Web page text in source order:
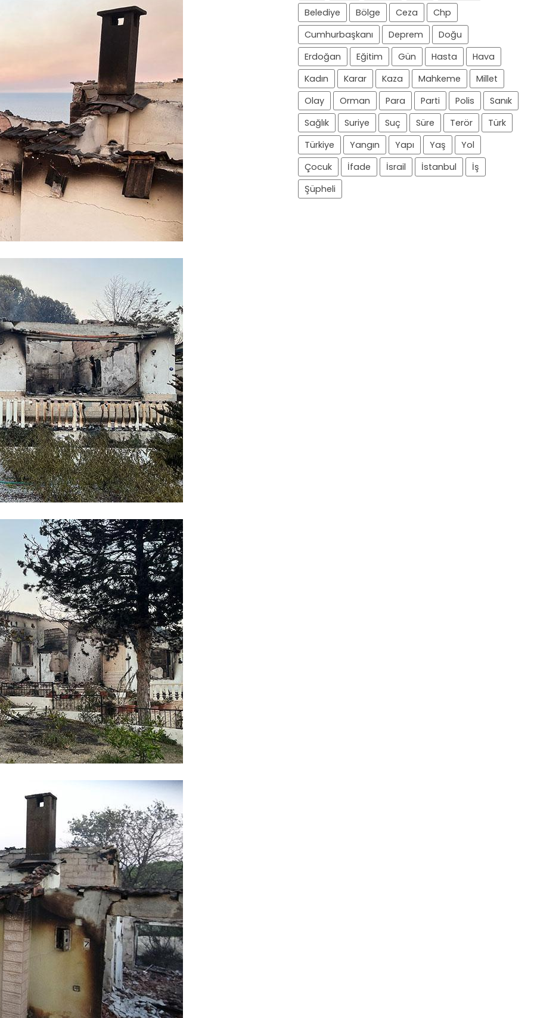
Belediye
Bölge Ceza
Chp
Cumhurbaşkanı
Deprem
Doğu
Erdoğan
Eğitim Gün Hasta
Hava
Kadın
Karar Kaza Mahkeme
Millet
Olay
Orman Para Parti Polis
Sanık
Sağlık
Suriye Suç Süre Terör
Türk
Türkiye
Yangın Yapı Yaş
Yol
Çocuk
İfade İsrail İstanbul
İş
Şüpheli